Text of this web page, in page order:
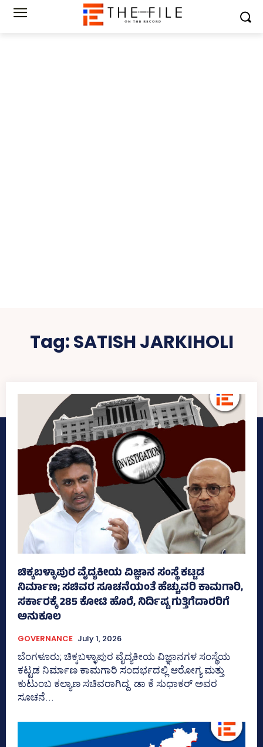
Tag:SATISH JARKIHOLI
ಚಿಕ್ಕಬಳ್ಳಾಪುರ ವೈದ್ಯಕೀಯ ವಿಜ್ಞಾನ ಸಂಸ್ಥೆ ಕಟ್ಟಡ
ನಿರ್ಮಾಣ; ಸಚಿವರ ಸೂಚನೆಯಂತೆ ಹೆಚ್ಚುವರಿ ಕಾಮಗಾರಿ,
ಸರ್ಕಾರಕ್ಕೆ 285 ಕೋಟಿ ಹೊರೆ, ನಿರ್ದಿಷ್ಟ ಗುತ್ತಿಗೆದಾರರಿಗೆ
ಅನುಕೂಲ
GOVERNANCE July 1, 2026
ಬೆಂಗಳೂರು; ಚಿಕ್ಕಬಳ್ಳಾಪುರ ವೈದ್ಯಕೀಯ ವಿಜ್ಞಾನಗಳ ಸಂಸ್ಥೆಯ
ಕಟ್ಟಡ ನಿರ್ಮಾಣ ಕಾಮಗಾರಿ ಸಂದರ್ಭದಲ್ಲಿ ಆರೋಗ್ಯ ಮತ್ತು
ಕುಟುಂಬ ಕಲ್ಯಾಣ ಸಚಿವರಾಗಿದ್ದ ಡಾ ಕೆ ಸುಧಾಕರ್ ಅವರ
ಸೂಚನೆ...